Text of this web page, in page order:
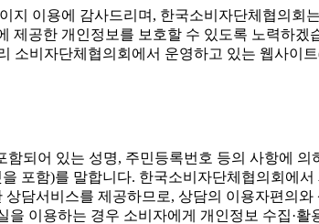
지 이용에 감사드리며, 한국소비자단체협의
제공한 개인정보를 보호할 수 있도록 노력하
비자단체협의회에서 운영하고 있는 웹사이
되어 있는 성명, 주민등록번호 등의 사항에
포함)를 말합니다. 한국소비자단체협의회에
담서비스를 제공하므로, 상담의 이용자편의
이용하는 경우 소비자에게 개인정보 수집·